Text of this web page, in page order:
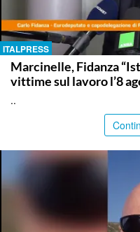
ITALPRESS
Marcinelle, Fidanza
vittime sul lavoro l’8
..